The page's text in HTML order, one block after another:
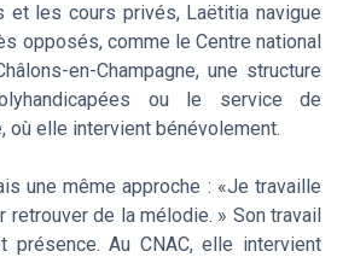
et les cours privés, Laëtitia navigue
opposés, comme le Centre national
en-Champagne, une structure
ou le service de
où elle intervient bénévolement.
une même approche : «Je travaille
de la mélodie. » Son travail
présence. Au CNAC, elle intervient